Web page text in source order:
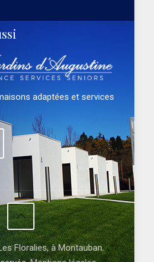
adaptées et services
Floralies, à Montauban.